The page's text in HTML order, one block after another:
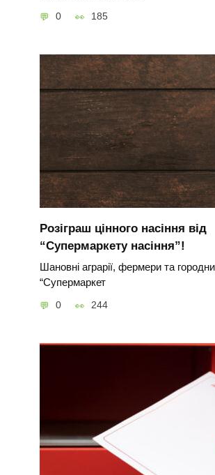
0 185
Розіграш цінного насіння від
“Супермаркету насіння”!
Шановні аграрії, фермери та
“Супермаркет
0 244